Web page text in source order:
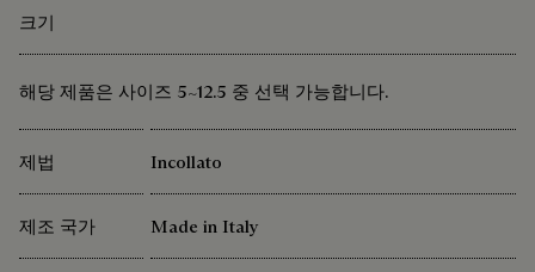
크기
해당 제품은 사이즈 5~12.5 중 선택 가능합니다.
제법 Incollato
제조 국가 Made in Italy